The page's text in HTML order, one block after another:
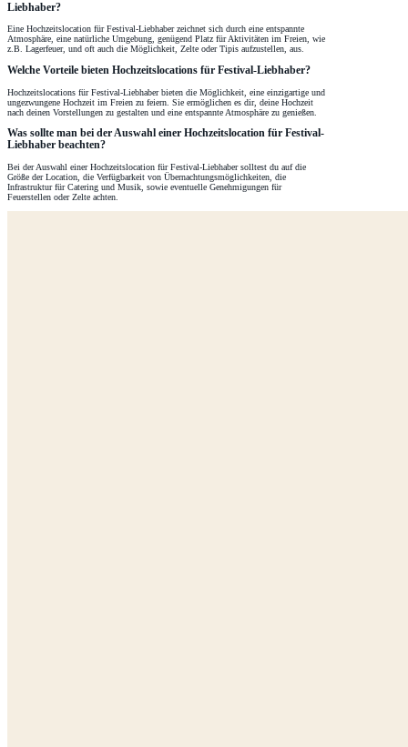
Liebhaber?
Eine Hochzeitslocation für Festival-Liebhaber zeichnet sich durch eine entspannte
Atmosphäre, eine natürliche Umgebung, genügend Platz für Aktivitäten im Freien, wie
z.B. Lagerfeuer, und oft auch die Möglichkeit, Zelte oder Tipis aufzustellen, aus.
Welche Vorteile bieten Hochzeitslocations für Festival-Liebhaber?
Hochzeitslocations für Festival-Liebhaber bieten die Möglichkeit, eine einzigartige und
ungezwungene Hochzeit im Freien zu feiern. Sie ermöglichen es dir, deine Hochzeit
nach deinen Vorstellungen zu gestalten und eine entspannte Atmosphäre zu genießen.
Was sollte man bei der Auswahl einer Hochzeitslocation für Festival-
Liebhaber beachten?
Bei der Auswahl einer Hochzeitslocation für Festival-Liebhaber solltest du auf die
Größe der Location, die Verfügbarkeit von Übernachtungsmöglichkeiten, die
Infrastruktur für Catering und Musik, sowie eventuelle Genehmigungen für
Feuerstellen oder Zelte achten.